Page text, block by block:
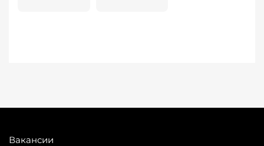
Вакансии